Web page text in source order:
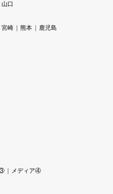
山口
宮崎 熊本
鹿児島
メディア④